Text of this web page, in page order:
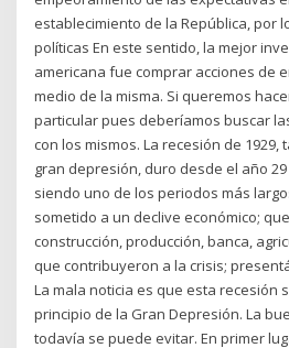
establecimiento de la República, por
políticas En este sentido, la mejor
americana fue comprar acciones de
medio de la misma. Si queremos
particular pues deberíamos buscar
con los mismos. La recesión de 1929,
gran depresión, duro desde el año
siendo uno de los periodos más
sometido a un declive económico;
construcción, producción, banca,
que contribuyeron a la crisis;
La mala noticia es que esta recesión
principio de la Gran Depresión. La
todavía se puede evitar. En primer